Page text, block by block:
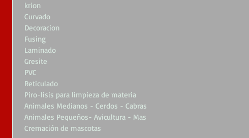
krion
Curvado
Decoracion
Fusing
Laminado
Gresite
PVC
Reticulado
Piro-lisis para limpieza de materia
Animales Medianos - Cerdos - Cabras
Animales Pequeños- Avicultura - Mas
Cremación de mascotas